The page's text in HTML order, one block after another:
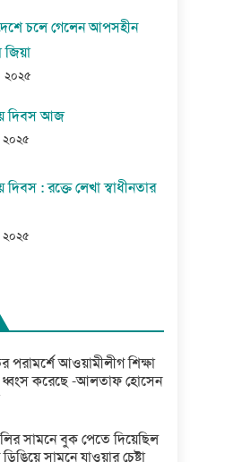
চলে গেলেন আপসহীন
জিয়া
২০২৫
দিবস আজ
২০২৫
: রক্তে লেখা স্বাধীনতার
২০২৫
পরামর্শে আওয়ামীলীগ শিক্ষা
ধ্বংস করেছে -আলতাফ হোসেন
সামনে বুক পেতে দিয়েছিল
সামনে যাওয়ার চেষ্টা